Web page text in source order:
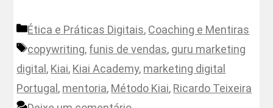
Categorias
Ética e Práticas Digitais, Coaching e Mentiras
Etiquetas
copywriting, funis de vendas, guru marketing
digital , Kiai, Kiai Academy, marketing digital
Portugal , mentoria, Método Kiai, Ricardo Teixeira